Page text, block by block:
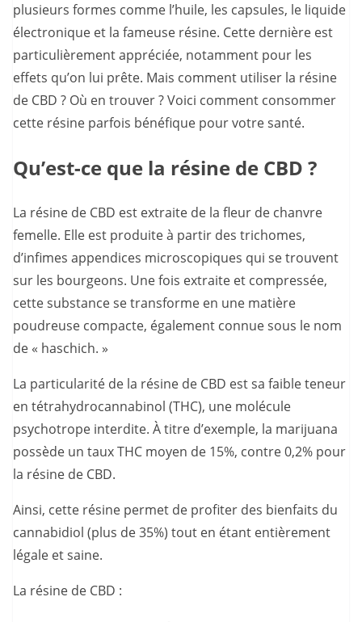
plusieurs formes comme l’huile, les capsules, le liquide
électronique et la fameuse résine. Cette dernière est
particulièrement appréciée, notamment pour les
effets qu’on lui prête. Mais comment utiliser la résine
de CBD ? Où en trouver ? Voici comment consommer
cette résine parfois bénéfique pour votre santé.
Qu’est-ce que la résine de CBD ?
La résine de CBD est extraite de la fleur de chanvre
femelle. Elle est produite à partir des trichomes,
d’infimes appendices microscopiques qui se trouvent
sur les bourgeons. Une fois extraite et compressée,
cette substance se transforme en une matière
poudreuse compacte, également connue sous le nom
de « haschich. »
La particularité de la résine de CBD est sa faible teneur
en tétrahydrocannabinol (THC), une molécule
psychotrope interdite. À titre d’exemple, la marijuana
possède un taux THC moyen de 15%, contre 0,2% pour
la résine de CBD.
Ainsi, cette résine permet de profiter des bienfaits du
cannabidiol (plus de 35%) tout en étant entièrement
légale et saine.
La résine de CBD :